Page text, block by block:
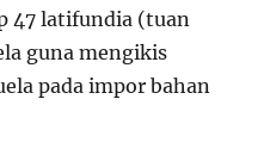
47 latifundia (tuan
guna mengikis
pada impor bahan